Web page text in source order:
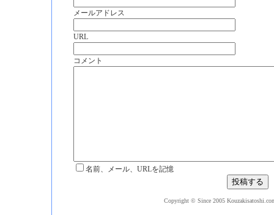
メールアドレス
URL
コメント
名前、メール、URLを記憶
Copyright © Since 2005